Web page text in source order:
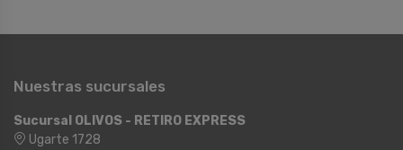
Nuestras sucursales
Sucursal OLIVOS - RETIRO EXPRESS
Ugarte 1728